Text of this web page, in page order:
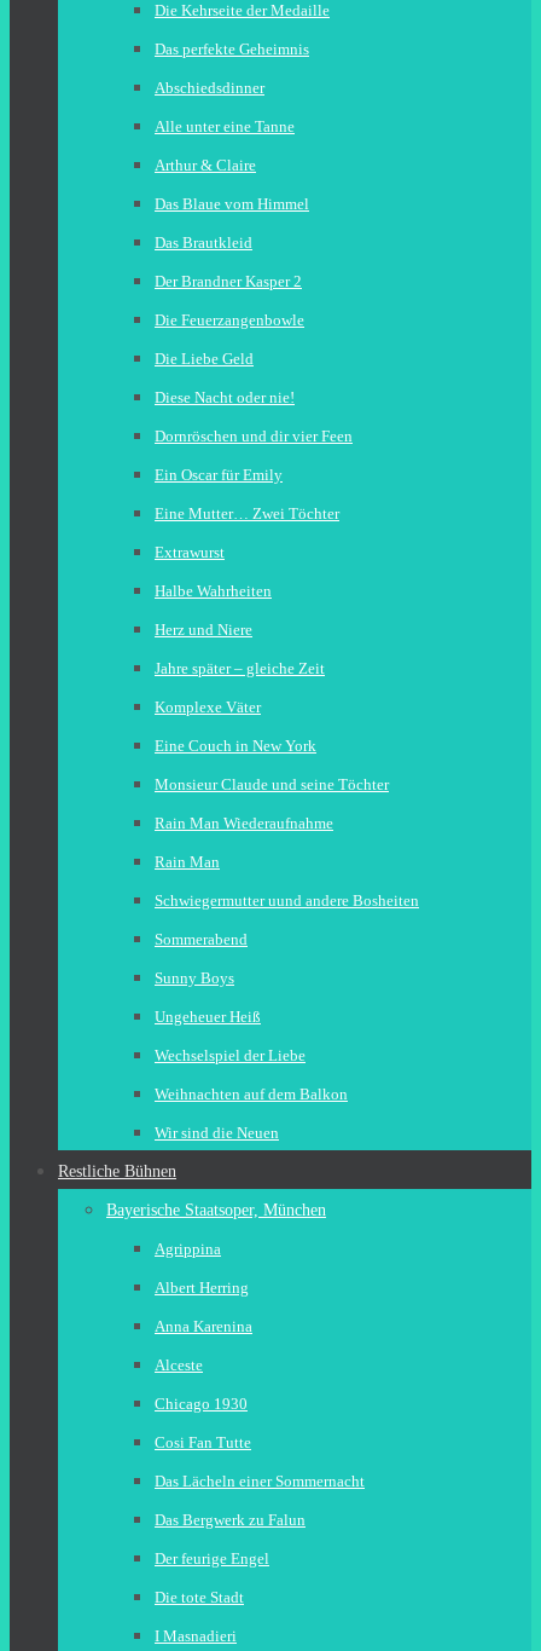
Die Kehrseite der Medaille
Das perfekte Geheimnis
Abschiedsdinner
Alle unter eine Tanne
Arthur & Claire
Das Blaue vom Himmel
Das Brautkleid
Der Brandner Kasper 2
Die Feuerzangenbowle
Die Liebe Geld
Diese Nacht oder nie!
Dornröschen und dir vier Feen
Ein Oscar für Emily
Eine Mutter… Zwei Töchter
Extrawurst
Halbe Wahrheiten
Herz und Niere
Jahre später – gleiche Zeit
Komplexe Väter
Eine Couch in New York
Monsieur Claude und seine Töchter
Rain Man Wiederaufnahme
Rain Man
Schwiegermutter uund andere Bosheiten
Sommerabend
Sunny Boys
Ungeheuer Heiß
Wechselspiel der Liebe
Weihnachten auf dem Balkon
Wir sind die Neuen
Restliche Bühnen
Bayerische Staatsoper, München
Agrippina
Albert Herring
Anna Karenina
Alceste
Chicago 1930
Cosi Fan Tutte
Das Lächeln einer Sommernacht
Das Bergwerk zu Falun
Der feurige Engel
Die tote Stadt
I Masnadieri